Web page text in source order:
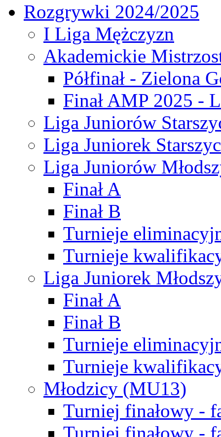
Rozgrywki 2024/2025
I Liga Mężczyzn
Akademickie
Półfinał - Zielona
Finał AMP 2025 -
Liga Juniorów
Liga Juniorek
Liga Juniorów
Finał A
Finał B
Turnieje
Turnieje
Liga Juniorek
Finał A
Finał B
Turnieje
Turnieje
Młodzicy (MU13)
Turniej finałowy -
Turniej finałowy -